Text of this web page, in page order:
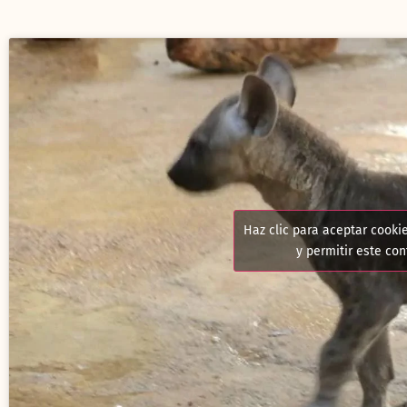
Haz clic para aceptar
y permitir este